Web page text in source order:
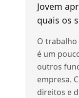
Jovem
quais os
O
é um
outros
empresa.
direitos e